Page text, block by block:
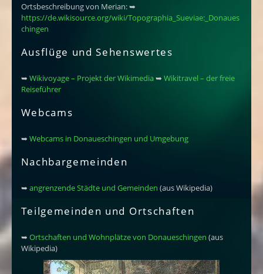
Ortsbeschreibung von Merian: ➥
https://de.wikisource.org/wiki/Topographia_Sueviae:_Donaues
chingen
Ausflüge und Sehenswertes
➥ Wikivoyage – Projekt der Wikimedia➥ Wikitravel – der freie
Reiseführer
Webcams
➥ Webcams in Donaueschingen und Umgebung
Nachbargemeinden
➥ angrenzende Städte und Gemeinden (aus Wikipedia)
Teilgemeinden und Ortschaften
➥ Ortschaften und Wohnplätze von Donaueschingen (aus
Wikipedia)